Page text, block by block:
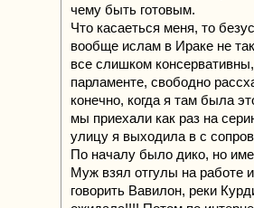
чему быть готовым.
Что касаеться меня, то
вообще ислам в Ираке не
все слишком
парламенте, свободно
конечно, когда я там была
мы приехали как раз на
улицу я выходила в с
По началу было дико, но
Муж взял отгулы на работе
говорить Вавилон, реки